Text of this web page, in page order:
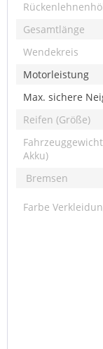
Gesamtlänge
Wendekreis
Motorleistung
Max. sichere
Reifen (Größe)
Akku)
Bremsen
Farbe